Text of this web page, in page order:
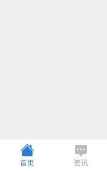
首页 资讯